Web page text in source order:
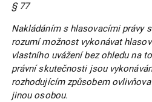
§ 77
Nakládáním s hlasovacími právy
rozumí možnost vykonávat
vlastního uvážení bez ohledu na
právní skutečnosti jsou
rozhodujícím způsobem
jinou osobou.